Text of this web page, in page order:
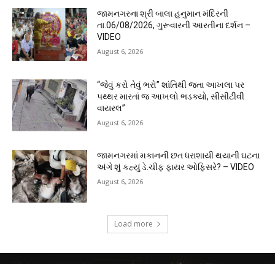
જામનગરના શ્રી બાલા હનુમાન મંદિરની
તા.06/08/2026, ગુરૂવારની આરતીના દર્શન –
VIDEO
August 6, 2026
“જેવું કરો તેવું ભરો” શાંતિથી જતા આખલા પર
પથ્થર મારતાં જ આખલો ભડક્યો, સીસીટીવી
વાયરલ”
August 6, 2026
જામનગરમાં મકાનની છત ધરાશાયી થયાની ઘટના
અંગે શું કહ્યું ડે.ચીફ ફાયર ઓફિસરે? – VIDEO
August 6, 2026
Load more